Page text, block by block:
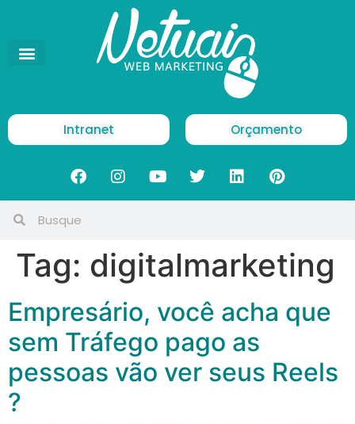
Intranet Orçamento
Tag: digitalmarketing
Empresário, você acha que
sem Tráfego pago as
pessoas vão ver seus Reels
?